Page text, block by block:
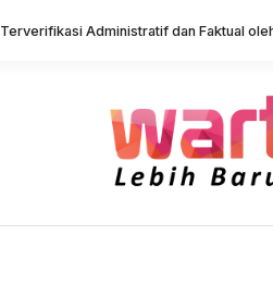
Terverifikasi Administratif dan Faktual